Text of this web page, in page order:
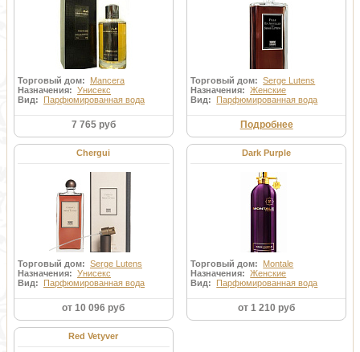
Торговый дом: Mancera
Назначения: Унисекс
Вид: Парфюмированная вода
7 765 руб
Торговый дом:Serge Lutens
Назначения:Женские
Вид: Парфюмированная вода
Подробнее
Chergui
Торговый дом: Serge Lutens
Назначения: Унисекс
Вид: Парфюмированная вода
от 10 096 руб
Dark Purple
Торговый дом: Montale
Назначения:Женские
Вид: Парфюмированная вода
от 1 210 руб
Red Vetyver